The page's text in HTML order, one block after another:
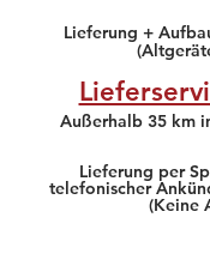
Lieferung +
Außerhalb 35 km
Lieferung per
telefonischer
(Keine